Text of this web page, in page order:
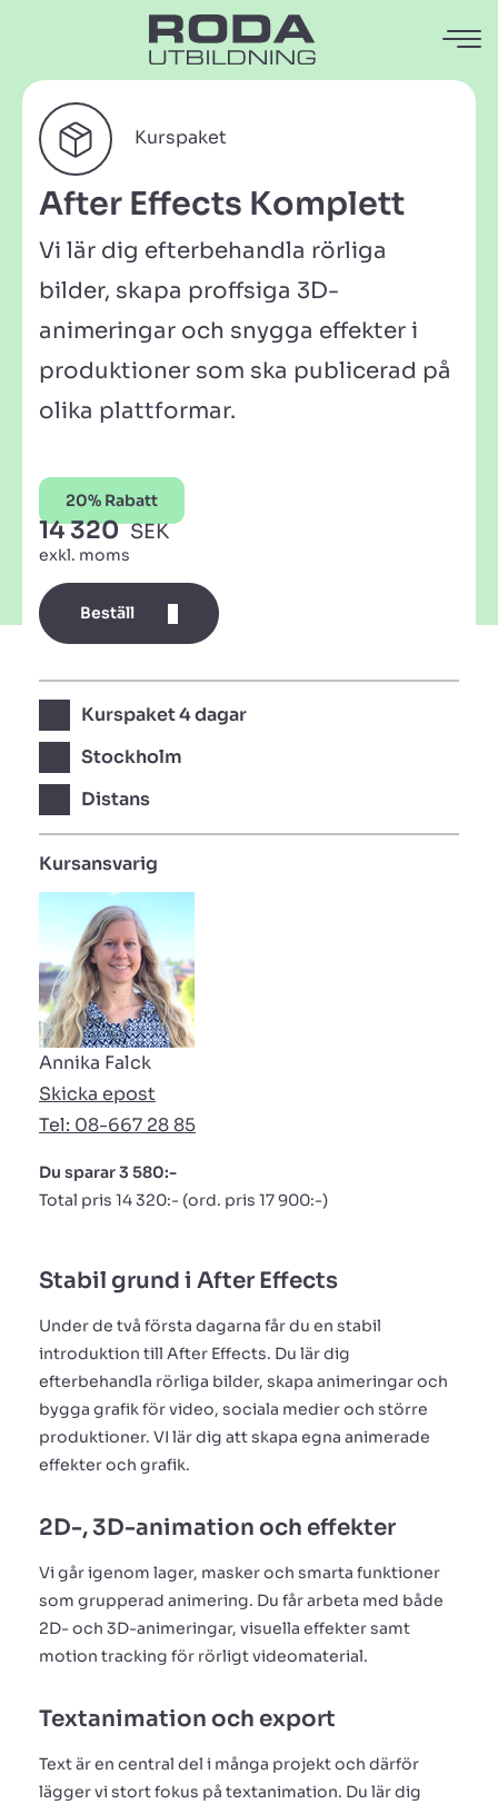
Kurspaket
After Effects Komplett
Vi lär dig efterbehandla rörliga
bilder, skapa proffsiga 3D-
animeringar och snygga effekter i
produktioner som ska publicerad på
olika plattformar.
20% Rabatt
14 320 SEK
exkl. moms
Beställ
Kurspaket 4 dagar
Stockholm
Distans
Kursansvarig
Annika Falck
Skicka epost
Tel: 08-667 28 85
Du sparar 3 580:-
Total pris 14 320:- (ord. pris 17 900:-)
Stabil grund i After Effects
Under de två första dagarna får du en stabil
introduktion till After Effects. Du lär dig
efterbehandla rörliga bilder, skapa animeringar och
bygga grafik för video, sociala medier och större
produktioner. VI lär dig att skapa egna animerade
effekter och grafik.
2D-, 3D-animation och effekter
Vi går igenom lager, masker och smarta funktioner
som grupperad animering. Du får arbeta med både
2D- och 3D-animeringar, visuella effekter samt
motion tracking för rörligt videomaterial.
Textanimation och export
Text är en central del i många projekt och därför
lägger vi stort fokus på textanimation. Du lär dig